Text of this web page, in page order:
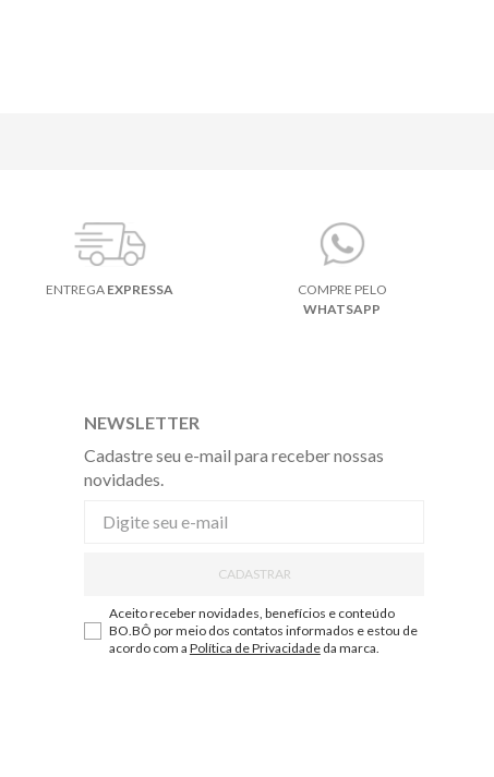
ENTREGA EXPRESSA
COMPRE PELO
WHATSAPP
NEWSLETTER
Cadastre seu e-mail para receber nossas
novidades.
CADASTRAR
Aceito receber novidades, benefícios e conteúdo
BO.BÔ por meio dos contatos informados e estou de
acordo com a Política de Privacidadeda marca.